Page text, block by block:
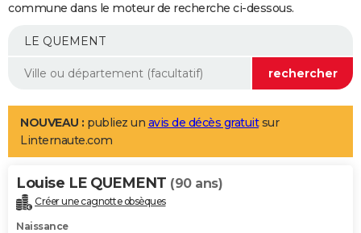
Essais
Réserver un essai
Citadines
Berlines
SUV
Forum auto
+
Mobiles
Meilleur smartphone
Internet
Ordinateurs
Jeux vidéo
Guide high-tech
Aménagement intérieur
LIFESTYLE
Art de vivre
Bien-être
Loisirs
Mode
Modes de vie
Alimentation
Guide de la santé
Maladies
Médicaments
Sommeil
VOYAGE
Destinations
City break
Voyage nature
Voyage de noces
Forum
Climat
+PHOTO
commune dans le moteur de recherche ci-dessous.
NOUVEAU : publiez un avis de décès gratuitsur
Linternaute.com
Louise LE QUEMENT (90 ans)
Créer une cagnotte obsèques
Naissance